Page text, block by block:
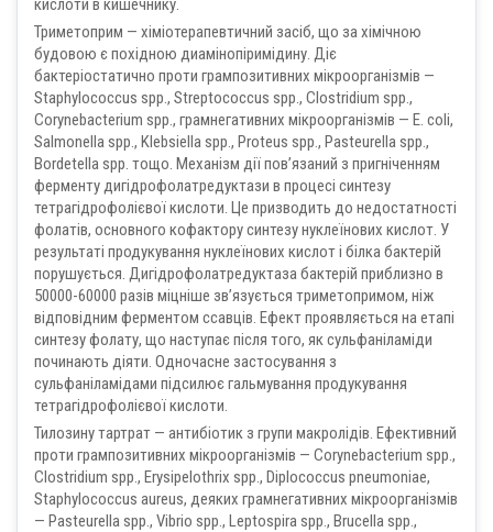
кислоти в кишечнику.
Триметоприм — хіміотерапевтичний засіб, що за хімічною
будовою є похідною диамінопіримідину. Діє
бактеріостатично проти грампозитивних мікроорганізмів —
Staphylococcus spp., Streptococcus spp., Clostridium spp.,
Corynebacterium spp., грамнегативних мікроорганізмів — Е. coli,
Salmonella spp., Klebsiella spp., Proteus spp., Pasteurella spp.,
Bordetella spp. тощо. Механізм дії пов’язаний з пригніченням
ферменту дигідрофолатредуктази в процесі синтезу
тетрагідрофолієвої кислоти. Це призводить до недостатності
фолатів, основного кофактору синтезу нуклеїнових кислот. У
результаті продукування нуклеїнових кислот і білка бактерій
порушується. Дигідрофолатредуктаза бактерій приблизно в
50000-60000 разів міцніше зв’язується триметопримом, ніж
відповідним ферментом ссавців. Ефект проявляється на етапі
синтезу фолату, що наступає після того, як сульфаніламіди
починають діяти. Одночасне застосування з
сульфаніламідами підсилює гальмування продукування
тетрагідрофолієвої кислоти.
Тилозину тартрат — антибіотик з групи макролідів. Ефективний
проти грампозитивних мікроорганізмів — Corynebacterium spp.,
Clostridium spp., Erysipelothrix spp., Diplococcus pneumoniae,
Staphylococcus aureus, деяких грамнегативних мікроорганізмів
— Pasteurella spp., Vibrio spp., Leptospira spp., Brucella spp.,